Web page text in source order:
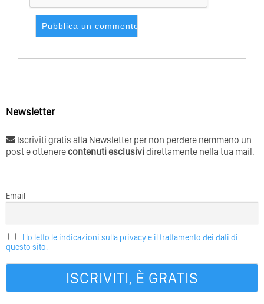
Newsletter
Iscriviti gratis alla Newsletter per non perdere nemmeno un
post e ottenerecontenuti esclusividirettamente nella tua mail.
Email
Ho letto le indicazioni sulla privacy e il trattamento dei dati di
questo sito.